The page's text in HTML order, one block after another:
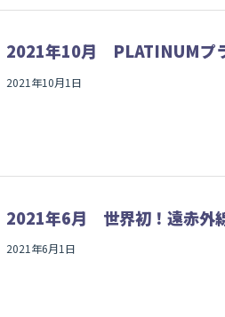
2021年10月 PLATINUMプ
2021年10月1日
2021年6月 世界初！遠赤外
2021年6月1日